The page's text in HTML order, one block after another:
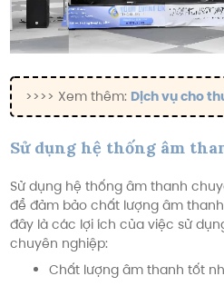
>>>> Xem thêm: Dịch vụ cho
Sử dụng hệ thống âm
Sử dụng hệ thống âm thanh
để đảm bảo chất lượng âm
đây là các lợi ích của việc sử
chuyên nghiệp:
Chất lượng âm thanh tốt